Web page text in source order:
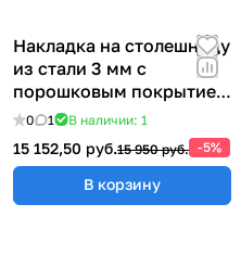
Накладка на столешницу
из стали 3 мм с
порошковым покрытием
(ширина 2000 мм)
0 1 В наличии: 1
15 152,50 руб.15 950 руб. -5%
В корзину